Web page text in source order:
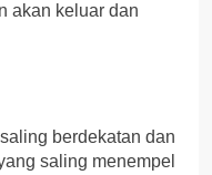
akan keluar dan
berdekatan dan
saling menempel